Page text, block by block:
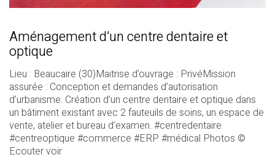
Aménagement d’un centre dentaire et
optique
Lieu : Beaucaire (30)Maitrise d’ouvrage : PrivéMission
assurée : Conception et demandes d’autorisation
d’urbanisme. Création d’un centre dentaire et optique dans
un bâtiment existant avec 2 fauteuils de soins, un espace de
vente, atelier et bureau d’examen. #centredentaire
#centreoptique #commerce #ERP #médical Photos ©
Ecouter voir